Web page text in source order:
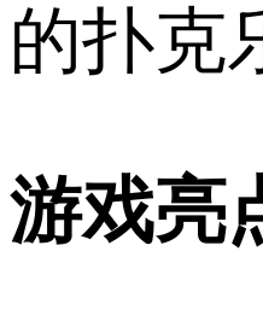
的扑克
游戏亮